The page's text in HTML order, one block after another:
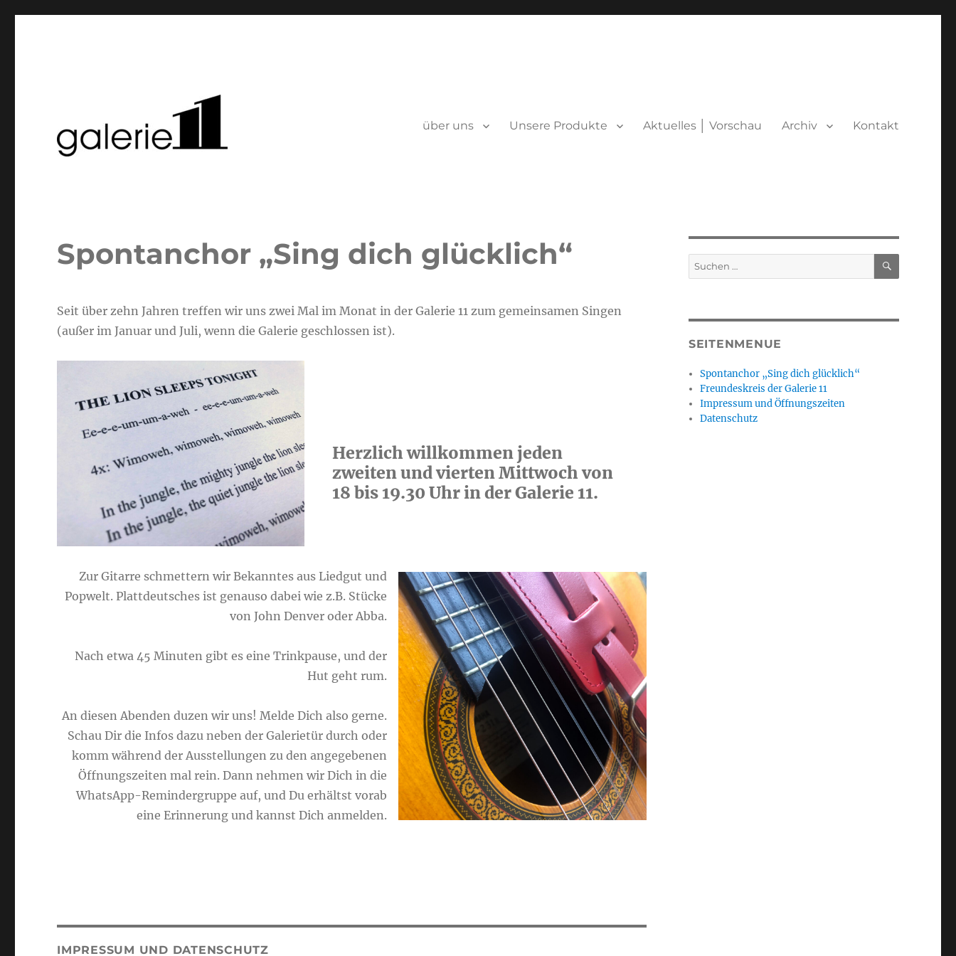
über uns Unsere Produkte Aktuelles │ Vorschau Archiv Kontakt
Spontanchor „Sing dich glücklich“
Seit über zehn Jahren treffen wir uns zwei Mal im Monat in der Galerie 11 zum gemeinsamen Singen
(außer im Januar und Juli, wenn die Galerie geschlossen ist).
Herzlich willkommen jeden
zweiten und vierten Mittwoch von
18 bis 19.30 Uhr in der Galerie 11.
Zur Gitarre schmettern wir Bekanntes aus Liedgut und
Popwelt. Plattdeutsches ist genauso dabei wie z.B. Stücke
von John Denver oder Abba.
Nach etwa 45 Minuten gibt es eine Trinkpause, und der
Hut geht rum.
An diesen Abenden duzen wir uns! Melde Dich also gerne.
Schau Dir die Infos dazu neben der Galerietür durch oder
komm während der Ausstellungen zu den angegebenen
Öffnungszeiten mal rein. Dann nehmen wir Dich in die
WhatsApp-Remindergruppe auf, und Du erhältst vorab
eine Erinnerung und kannst Dich anmelden.
IMPRESSUM UND DATENSCHUTZ
Suchen
nach:
SUCHEN
SEITENMENUE
Spontanchor „Sing dich glücklich“
Freundeskreis der Galerie 11
Impressum und Öffnungszeiten
Datenschutz